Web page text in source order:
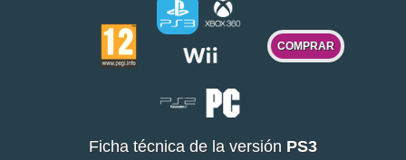
COMPRAR
Ficha técnica de la versión PS3